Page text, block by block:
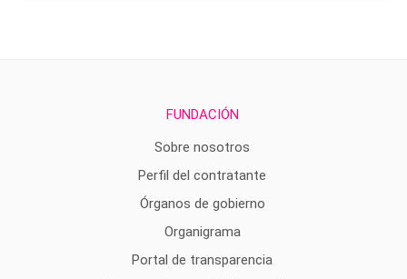
FUNDACIÓN
Sobre nosotros
Perfil del contratante
Órganos de gobierno
Organigrama
Portal de transparencia